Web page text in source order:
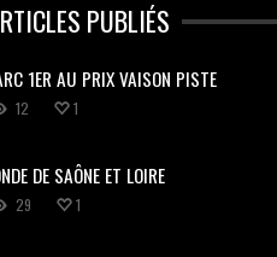
PUBLIÉS
1ER AU PRIX VAISON PISTE
12 1
DE SAÔNE ET LOIRE
29 1